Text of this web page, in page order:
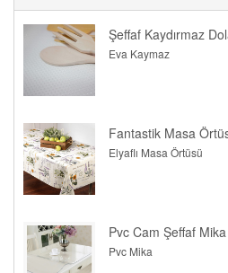
Şeffaf Kaydırmaz
Eva Kaymaz
Fantastik Masa
Elyaflı Masa Örtüsü
Pvc Cam Şeffaf Mika
Pvc Mika